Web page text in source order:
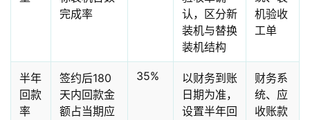
完成率
认，区分新
装机与替换
装机结构
机验收
工单
半年
回款
率
签约后180
天内回款金
额占当期应
35%
以财务到账
日期为准，
设置半年回
财务系
统、应
收账款